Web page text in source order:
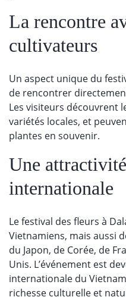
La rencontre
cultivateurs
Un aspect unique du
de rencontrer
Les visiteurs découvrent
variétés locales, et
plantes en souvenir.
Une
internationale
Le festival des fleurs à
Vietnamiens, mais aussi
du Japon, de Corée, de
Unis. L’événement est
internationale du
richesse culturelle et